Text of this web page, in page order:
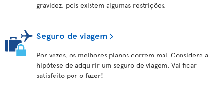
gravidez, pois existem algumas restrições.
Seguro de viagem
Por vezes, os melhores planos correm mal. Considere a
hipótese de adquirir um seguro de viagem. Vai ficar
satisfeito por o fazer!